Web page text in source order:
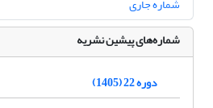
شماره‌های پیشین نشریه
دوره 22 (1405)